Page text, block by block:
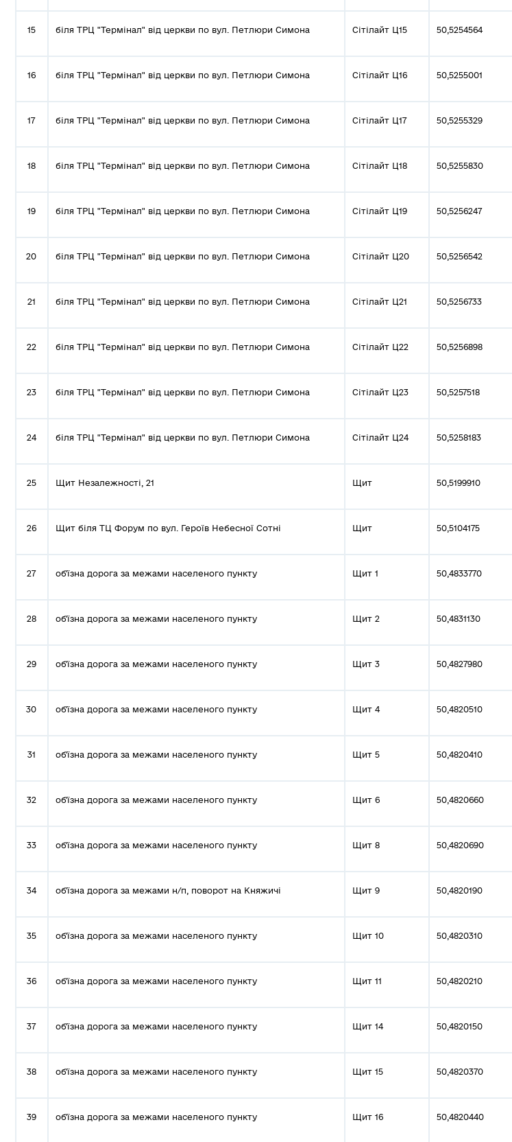
15 біля ТРЦ "Термінал" від церкви по вул. Петлюри Симона Сітілайт Ц15 50,5254564
16 біля ТРЦ "Термінал" від церкви по вул. Петлюри Симона Сітілайт Ц16 50,5255001
17 біля ТРЦ "Термінал" від церкви по вул. Петлюри Симона Сітілайт Ц17 50,5255329
18 біля ТРЦ "Термінал" від церкви по вул. Петлюри Симона Сітілайт Ц18 50,5255830
19 біля ТРЦ "Термінал" від церкви по вул. Петлюри Симона Сітілайт Ц19 50,5256247
20 біля ТРЦ "Термінал" від церкви по вул. Петлюри Симона Сітілайт Ц20 50,5256542
21 біля ТРЦ "Термінал" від церкви по вул. Петлюри Симона Сітілайт Ц21 50,5256733
22 біля ТРЦ "Термінал" від церкви по вул. Петлюри Симона Сітілайт Ц22 50,5256898
23 біля ТРЦ "Термінал" від церкви по вул. Петлюри Симона Сітілайт Ц23 50,5257518
24 біля ТРЦ "Термінал" від церкви по вул. Петлюри Симона Сітілайт Ц24 50,5258183
25 Щит Незалежності, 21 Щит 50,5199910
26 Щит біля ТЦ Форум по вул. Героїв Небесної Сотні Щит 50,5104175
27 об'їзна дорога за межами населеного пункту Щит 1 50,4833770
28 об'їзна дорога за межами населеного пункту Щит 2 50,4831130
29 об'їзна дорога за межами населеного пункту Щит 3 50,4827980
30 об'їзна дорога за межами населеного пункту Щит 4 50,4820510
31 об'їзна дорога за межами населеного пункту Щит 5 50,4820410
32 об'їзна дорога за межами населеного пункту Щит 6 50,4820660
33 об'їзна дорога за межами населеного пункту Щит 8 50,4820690
34 об'їзна дорога за межами н/п, поворот на Княжичі Щит 9 50,4820190
35 об'їзна дорога за межами населеного пункту Щит 10 50,4820310
36 об'їзна дорога за межами населеного пункту Щит 11 50,4820210
37 об'їзна дорога за межами населеного пункту Щит 14 50,4820150
38 об'їзна дорога за межами населеного пункту Щит 15 50,4820370
39 об'їзна дорога за межами населеного пункту Щит 16 50,4820440